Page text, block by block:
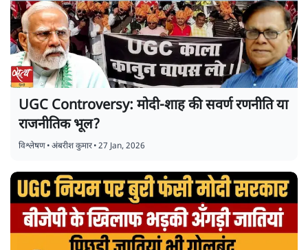
UGC Controversy: मोदी-शाह की सवर्ण रणनीति या
राजनीतिक भूल?
विश्लेषण•अंबरीश कुमार•27 Jan, 2026